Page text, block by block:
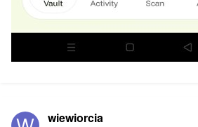
wiewiorcia